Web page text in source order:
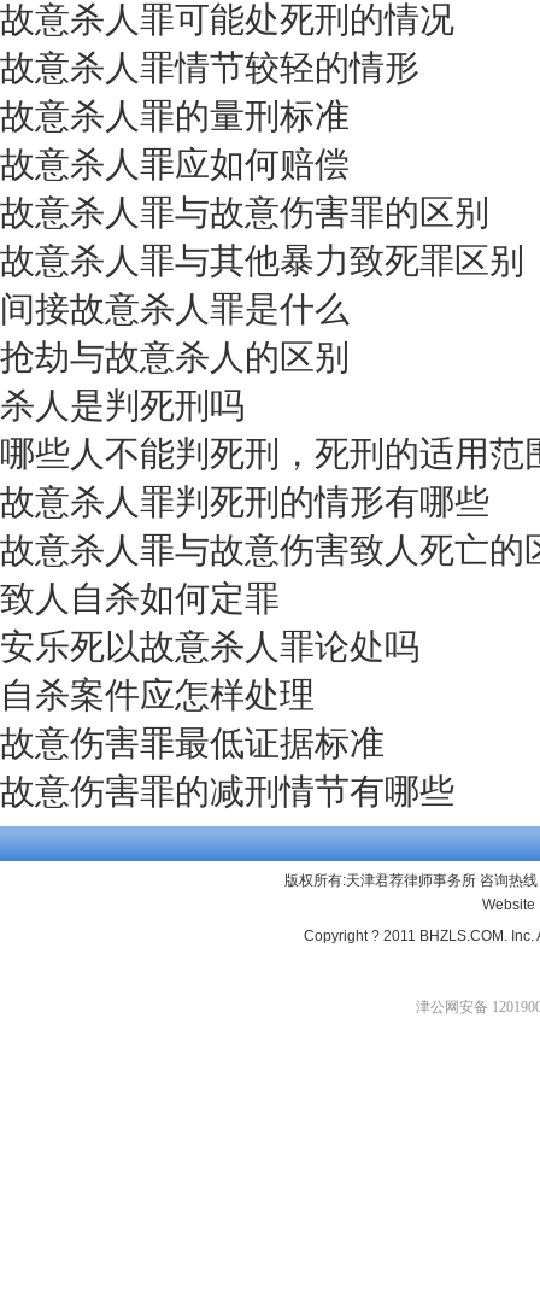
故意杀人罪可能处死刑的情况
故意杀人罪情节较轻的情形
故意杀人罪的量刑标准
故意杀人罪应如何赔偿
故意杀人罪与故意伤害罪的区别
故意杀人罪与其他暴力致死罪区别
间接故意杀人罪是什么
抢劫与故意杀人的区别
杀人是判死刑吗
哪些人不能判死刑，死刑的适用范
故意杀人罪判死刑的情形有哪些
故意杀人罪与故意伤害致人死亡的
致人自杀如何定罪
安乐死以故意杀人罪论处吗
自杀案件应怎样处理
故意伤害罪最低证据标准
故意伤害罪的减刑情节有哪些
版权所有:天津君荐律师事务所 咨询
Website
Copyright ? 2011 BHZLS.COM.
津公网安备